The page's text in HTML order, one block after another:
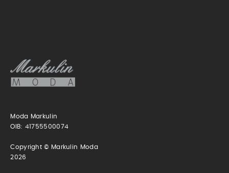
Moda Markulin
OIB: 41755500074
Copyright © Markulin Moda
2026